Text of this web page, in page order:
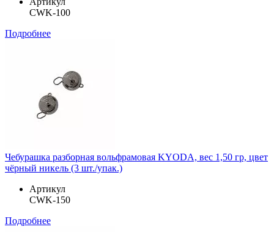
CWK-100
Подробнее
Чебурашка разборная вольфрамовая KYODA, вес 1,50 гр, цвет
чёрный никель (3 шт./упак.)
Артикул
CWK-150
Подробнее